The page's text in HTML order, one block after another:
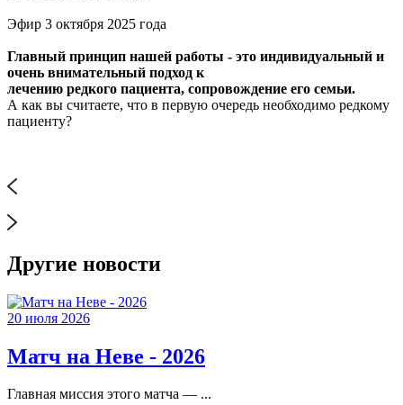
Эфир 3 октября 2025 года
Главный принцип нашей работы - это индивидуальный и
очень внимательный подход к
лечению редкого пациента, сопровождение его семьи.
А как вы считаете, что в первую очередь необходимо редкому
пациенту?
Другие новости
20 июля 2026
Матч на Неве - 2026
Главная миссия этого матча — ...